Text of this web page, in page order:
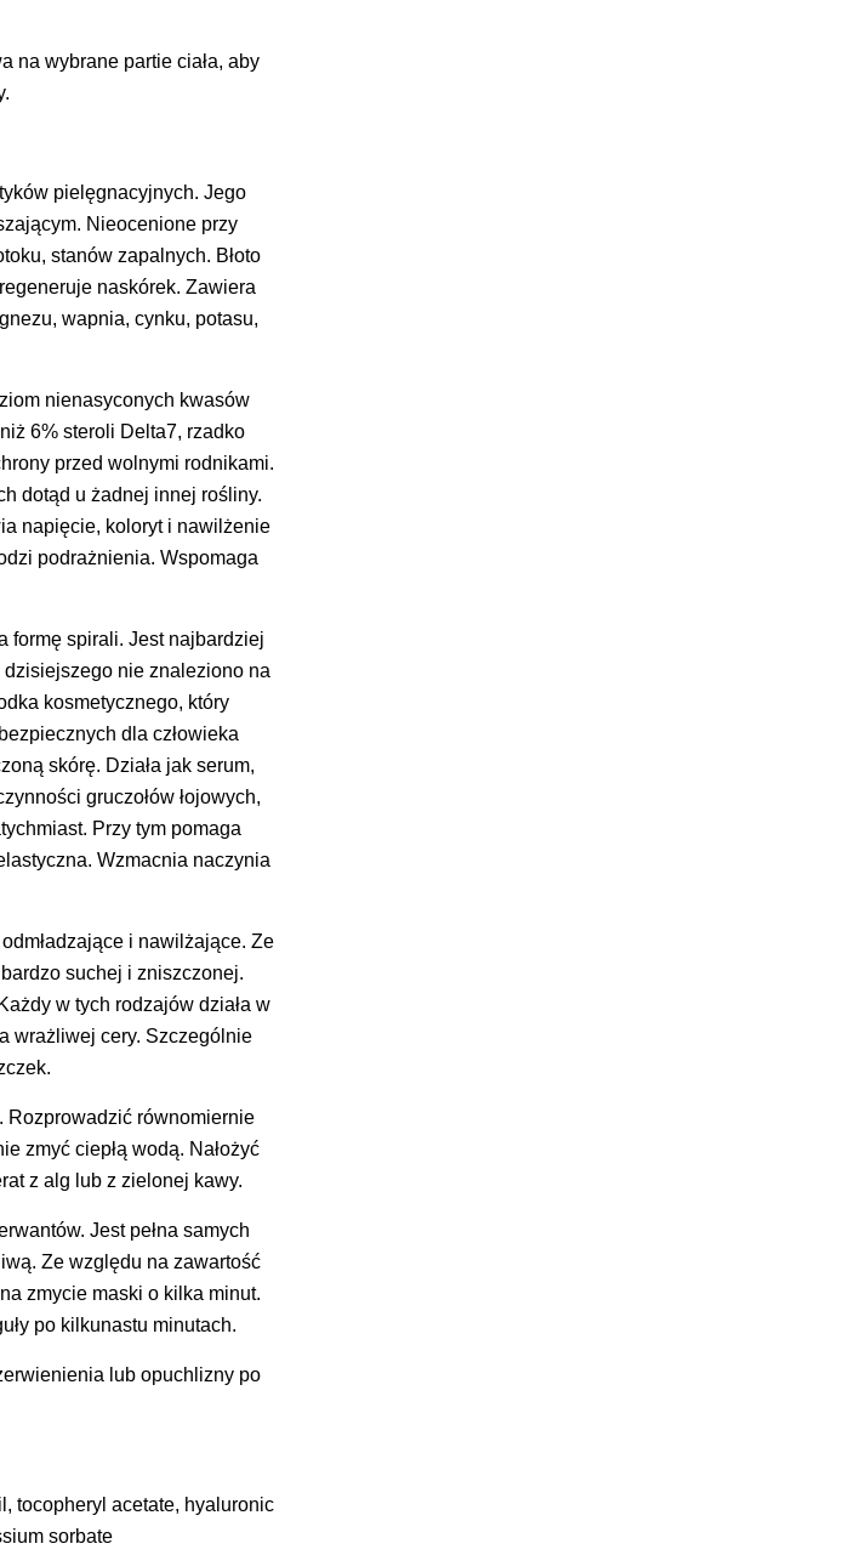
na wybrane partie ciała, aby
pielęgnacyjnych. Jego
Nieocenione przy
stanów zapalnych. Błoto
naskórek. Zawiera
wapnia, cynku, potasu,
nienasyconych kwasów
6% steroli Delta7, rzadko
przed wolnymi rodnikami.
dotąd u żadnej innej rośliny.
napięcie, koloryt i nawilżenie
podrażnienia. Wspomaga
formę spirali. Jest najbardziej
dzisiejszego nie znaleziono na
kosmetycznego, który
dla człowieka
skórę. Działa jak serum,
gruczołów łojowych,
Przy tym pomaga
Wzmacnia naczynia
i nawilżające. Ze
suchej i zniszczonej.
w tych rodzajów działa w
wrażliwej cery. Szczególnie
Rozprowadzić równomiernie
zmyć ciepłą wodą. Nałożyć
z alg lub z zielonej kawy.
Jest pełna samych
Ze względu na zawartość
zmycie maski o kilka minut.
po kilkunastu minutach.
lub opuchlizny po
tocopheryl acetate, hyaluronic
sorbate